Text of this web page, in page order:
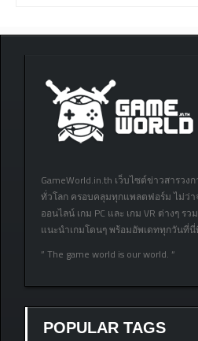
GameWorld.in.th เว็บไซต์ข่าวสารว
ทั่วโลก ครอบคลุมทุกแพลตฟอร์ม ไม่ว่า
ออนไลน์ เกม PC และ เกม VR ต่างๆ ร
แนะนำเกมโดนๆ พร้อมอัพเดททุกวันที่นี่
” The game world is our world. “
POPULAR TAGS